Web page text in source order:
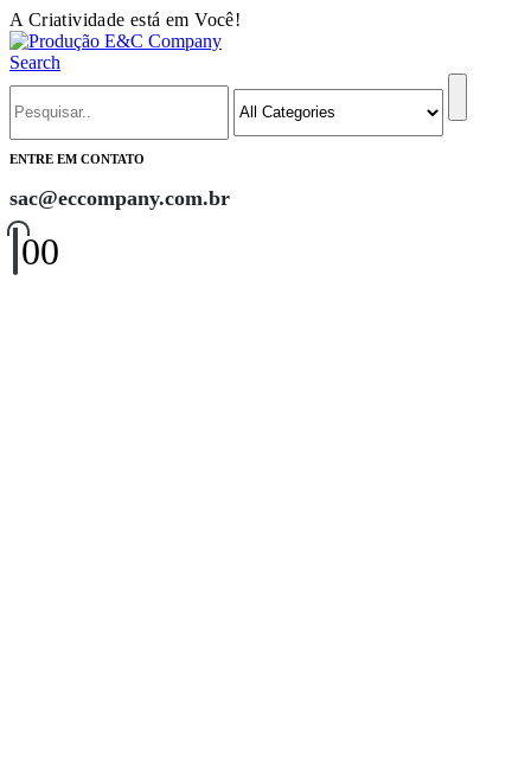
A Criatividade está em Você!
Search
ENTRE EM CONTATO
sac@eccompany.com.br
00